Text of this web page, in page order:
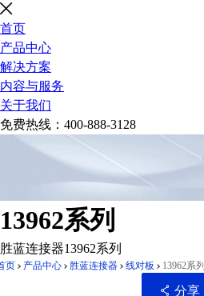
首页
产品中心
解决方案
内容与服务
关于我们
免费热线： 400-888-3128
13962系列
胜蓝连接器13962系列
页 产品中心 胜蓝连接器 线对板 13962系列
分享